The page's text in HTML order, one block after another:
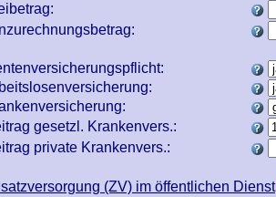
gesetzl. Krankenvers.:
private Krankenvers.:
(ZV) im öffentlichen Dienst